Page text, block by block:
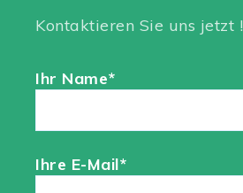
Kontaktieren Sie uns jetzt !
Ihr Name*
Ihre E-Mail*